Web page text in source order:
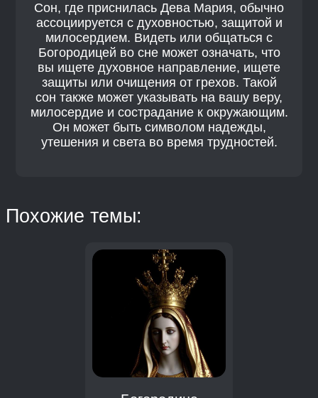
Сон, где приснилась Дева Мария, обычно
ассоциируется с духовностью, защитой и
милосердием. Видеть или общаться с
Богородицей во сне может означать, что
вы ищете духовное направление, ищете
защиты или очищения от грехов. Такой
сон также может указывать на вашу веру,
милосердие и сострадание к окружающим.
Он может быть символом надежды,
утешения и света во время трудностей.
Похожие темы: